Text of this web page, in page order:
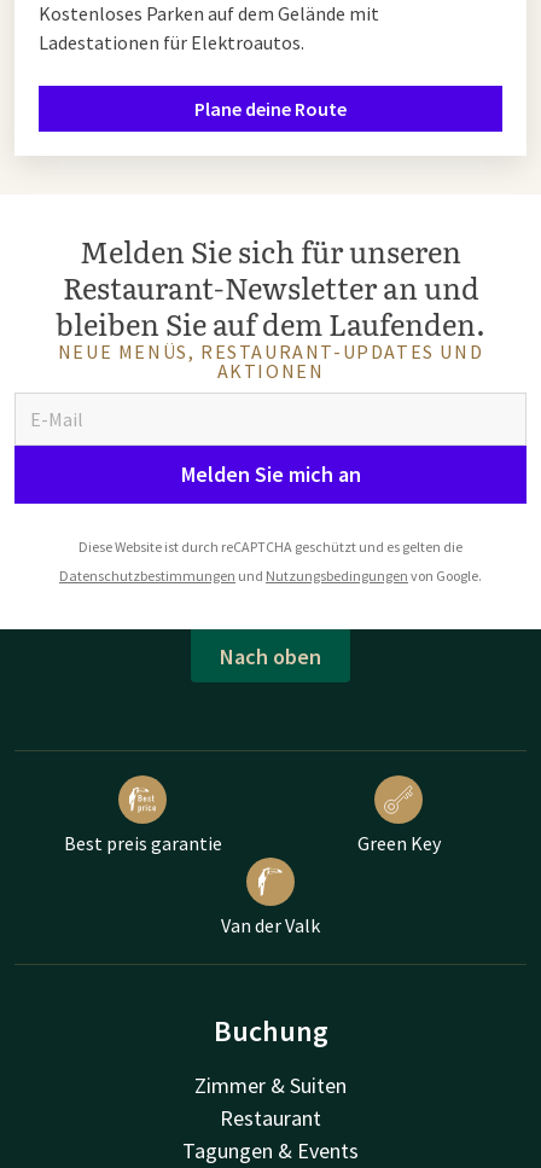
Kostenloses Parken auf dem Gelände mit
Ladestationen für Elektroautos.
Plane deine Route
Melden Sie sich für unseren
Restaurant-Newsletter an und
bleiben Sie auf dem Laufenden.
NEUE MENÜS, RESTAURANT-UPDATES UND
AKTIONEN
Melden Sie mich an
Diese Website ist durch reCAPTCHA geschützt und es gelten die
Datenschutzbestimmungen und Nutzungsbedingungen von Google.
Nach oben
Best preis garantie Green Key
Van der Valk
Buchung
Zimmer & Suiten
Restaurant
Tagungen & Events